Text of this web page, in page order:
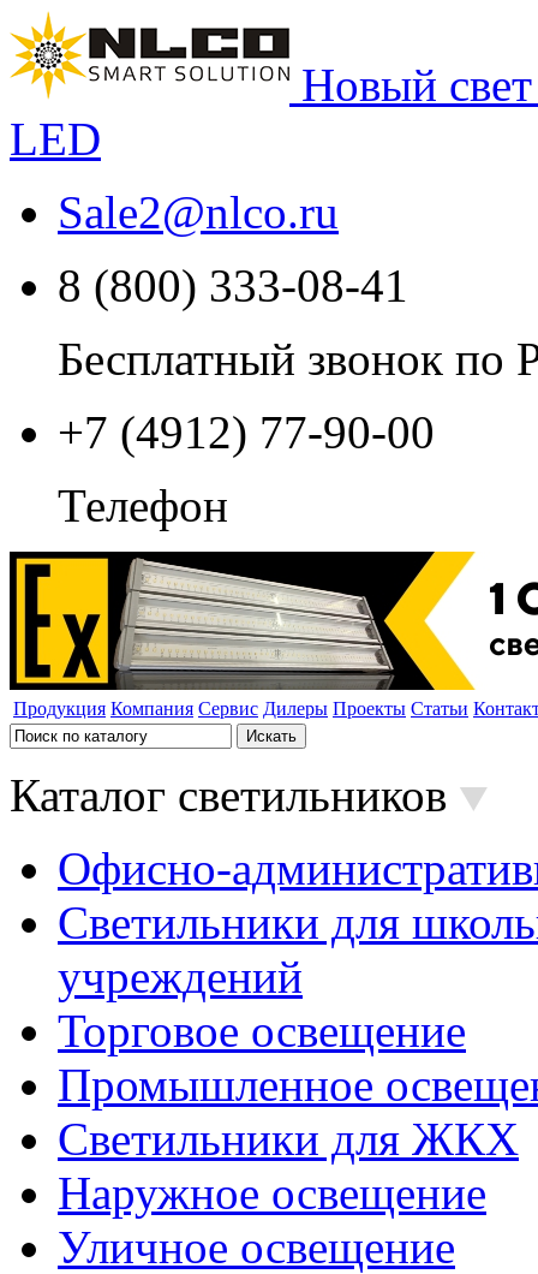
Новый
LED
Sale2@nlco.ru
8 (800) 333-08-41
Бесплатный звонок по
+7 (4912) 77-90-00
Телефон
Продукция Компания Сервис Дилеры Проекты Статьи
Каталог светильников
Офисно-
Светильники для
учреждений
Торговое освещение
Промышленное
Светильники для ЖКХ
Наружное освещение
Уличное освещение